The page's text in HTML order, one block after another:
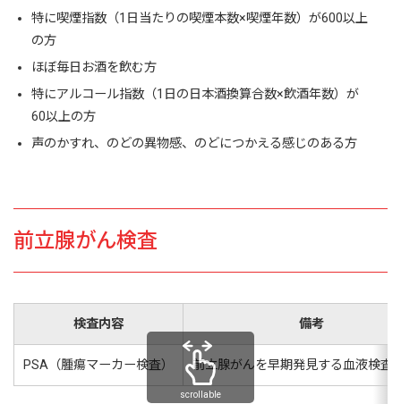
特に喫煙指数（1日当たりの喫煙本数×喫煙年数）が600以上
の方
ほぼ毎日お酒を飲む方
特にアルコール指数（1日の日本酒換算合数×飲酒年数）が
60以上の方
声のかすれ、のどの異物感、のどにつかえる感じのある方
前立腺がん検査
検査内容 備考
PSA（腫瘍マーカー検査） 前立腺がんを早期発見する血液検査
scrollable